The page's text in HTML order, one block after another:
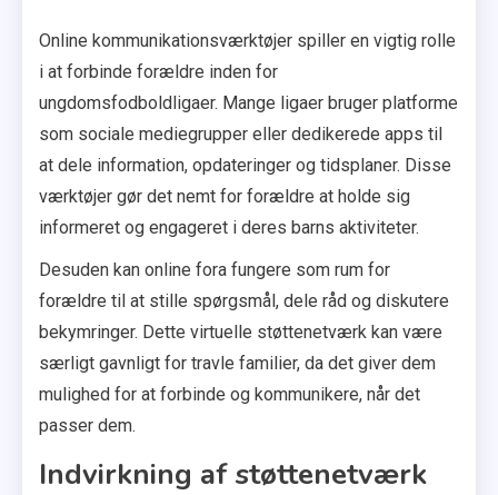
Online kommunikationsværktøjer spiller en vigtig rolle
i at forbinde forældre inden for
ungdomsfodboldligaer. Mange ligaer bruger platforme
som sociale mediegrupper eller dedikerede apps til
at dele information, opdateringer og tidsplaner. Disse
værktøjer gør det nemt for forældre at holde sig
informeret og engageret i deres barns aktiviteter.
Desuden kan online fora fungere som rum for
forældre til at stille spørgsmål, dele råd og diskutere
bekymringer. Dette virtuelle støttenetværk kan være
særligt gavnligt for travle familier, da det giver dem
mulighed for at forbinde og kommunikere, når det
passer dem.
Indvirkning af støttenetværk